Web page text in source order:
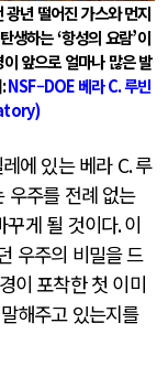
년 떨어진 가스와 먼지
생하는‘항성의 요람’이
앞으로 얼마나 많은 발
:NSF–DOE베라C.루빈
에 있는 베라 C.루
우주를 전례 없는
꾸게 될 것이다.이
우주의 비밀을 드
이 포착한 첫 이미
해주고 있는지를